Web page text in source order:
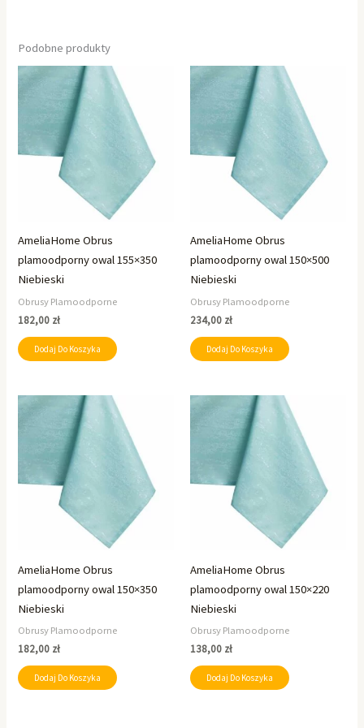
Podobne produkty
AmeliaHome Obrus
plamoodporny owal 155×350
Niebieski
Obrusy Plamoodporne
182,00 zł
Dodaj Do Koszyka
AmeliaHome Obrus
plamoodporny owal 150×500
Niebieski
Obrusy Plamoodporne
234,00 zł
Dodaj Do Koszyka
AmeliaHome Obrus
plamoodporny owal 150×350
Niebieski
Obrusy Plamoodporne
182,00 zł
Dodaj Do Koszyka
AmeliaHome Obrus
plamoodporny owal 150×220
Niebieski
Obrusy Plamoodporne
138,00 zł
Dodaj Do Koszyka